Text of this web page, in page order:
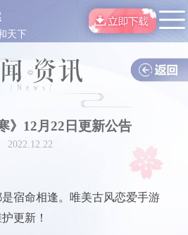
天下
》12月22日更新公告
2022.12.22
命相逢。唯美古风恋爱手游
更新！